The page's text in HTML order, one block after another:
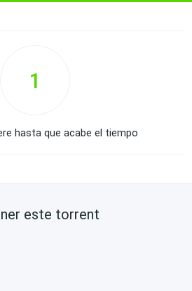
1
hasta que acabe el tiempo
este torrent